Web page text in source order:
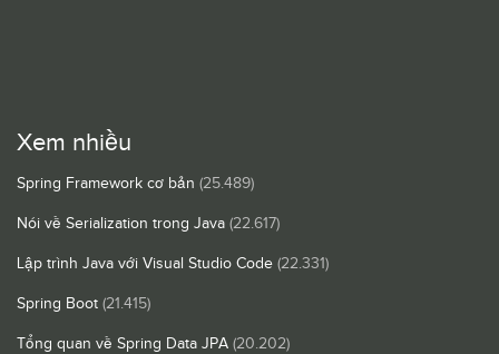
Xem nhiều
Spring Framework cơ bản (25.489)
Nói về Serialization trong Java (22.617)
Lập trình Java với Visual Studio Code (22.331)
Spring Boot (21.415)
Tổng quan về Spring Data JPA (20.202)